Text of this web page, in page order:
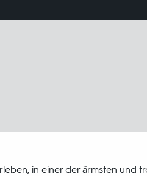
in einer der ärmsten und